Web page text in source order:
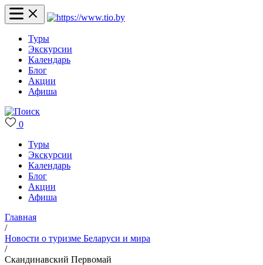
Туры
Экскурсии
Календарь
Блог
Акции
Афиша
0
Туры
Экскурсии
Календарь
Блог
Акции
Афиша
Главная
/
Новости о туризме Беларуси и мира
/
Скандинавский Первомай